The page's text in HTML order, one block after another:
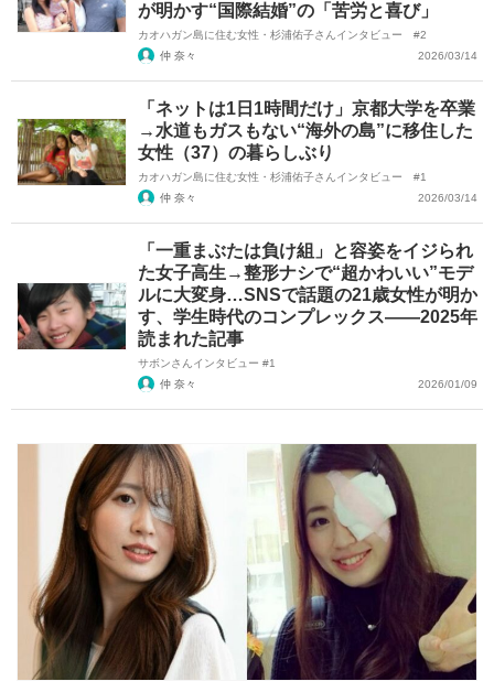
が明かす“国際結婚”の「苦労と喜び」
カオハガン島に住む女性・杉浦佑子さんインタビュー #2
仲 奈々
2026/03/14
「ネットは1日1時間だけ」京都大学を卒業
→水道もガスもない“海外の島”に移住した
女性（37）の暮らしぶり
カオハガン島に住む女性・杉浦佑子さんインタビュー #1
仲 奈々
2026/03/14
「一重まぶたは負け組」と容姿をイジられ
た女子高生→整形ナシで“超かわいい”モデ
ルに大変身…SNSで話題の21歳女性が明か
す、学生時代のコンプレックス――2025年
読まれた記事
サボンさんインタビュー #1
仲 奈々
2026/01/09